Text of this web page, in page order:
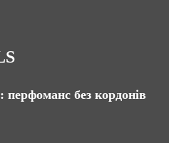
перфоманс без кордонів